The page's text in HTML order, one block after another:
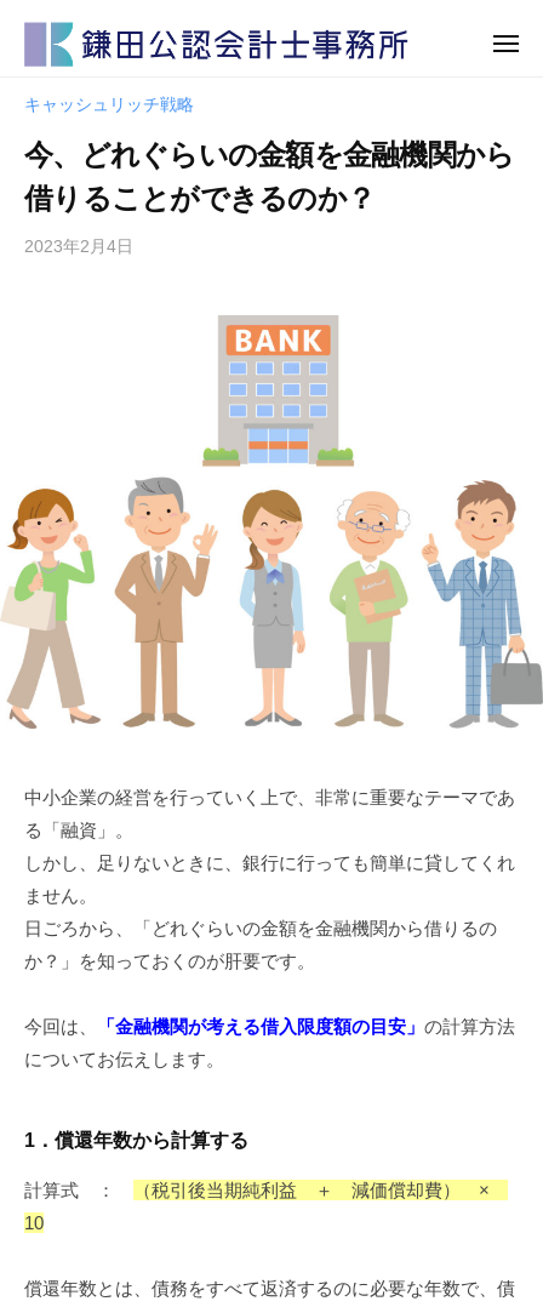
公
認
計
田
公
会
計
キャッシュリッチ戦略
今、どれぐらいの金額を金融機関から
借りることができるのか？
2023年2月4日
中小企業の経営を行っていく上で、非常に重要なテーマであ
る「融資」。
しかし、足りないときに、銀行に行っても簡単に貸してくれ
ません。
日ごろから、「どれぐらいの金額を金融機関から借りるの
か？」を知っておくのが肝要です。
今回は、 「金融機関が考える借入限度額の目安」 の計算方法
についてお伝えします。
1 ． 償還年数から計算する
計算式 ：
（税引後当期純利益 ＋ 減価償却費） ×
10
償還年数とは、債務をすべて返済するのに必要な年数で、債
公
認
計
士
事
務